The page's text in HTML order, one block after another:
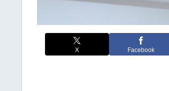
X Facebook